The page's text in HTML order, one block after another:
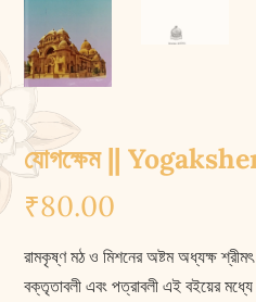
যোগক্ষেম ||
₹80.00
রামকৃষ্ণ মঠ ও মিশনের অষ্টম অধ্যক্ষ শ্রীমৎ
বক্তৃতাবলী এবং পত্রাবলী এই বইয়ের